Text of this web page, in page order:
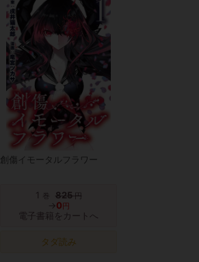
創傷イモータルフラワー
1 巻 825円
→0 円
電子書籍をカートへ
タダ読み